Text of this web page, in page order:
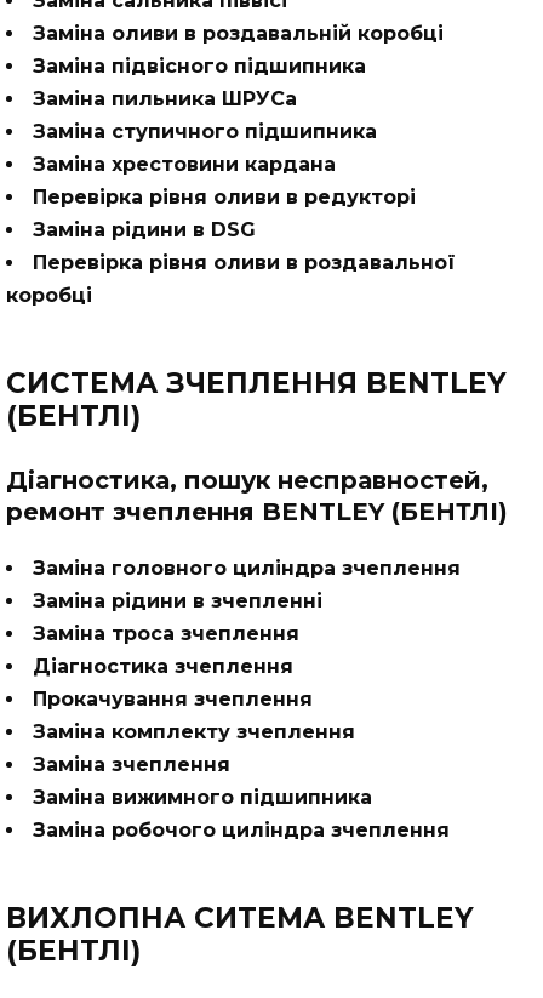
Заміна оливи в роздавальній коробці
Заміна підвісного підшипника
Заміна пильника ШРУСа
Заміна ступичного підшипника
Заміна хрестовини кардана
Перевірка рівня оливи в редукторі
Заміна рідини в DSG
Перевірка рівня оливи в роздавальної
коробці
СИСТЕМА ЗЧЕПЛЕННЯ BENTLEY
(БЕНТЛІ)
Діагностика, пошук несправностей,
ремонт зчеплення BENTLEY (БЕНТЛІ)
Заміна головного циліндра зчеплення
Заміна рідини в зчепленні
Заміна троса зчеплення
Діагностика зчеплення
Прокачування зчеплення
Заміна комплекту зчеплення
Заміна зчеплення
Заміна вижимного підшипника
Заміна робочого циліндра зчеплення
ВИХЛОПНА СИТЕМА BENTLEY
(БЕНТЛІ)